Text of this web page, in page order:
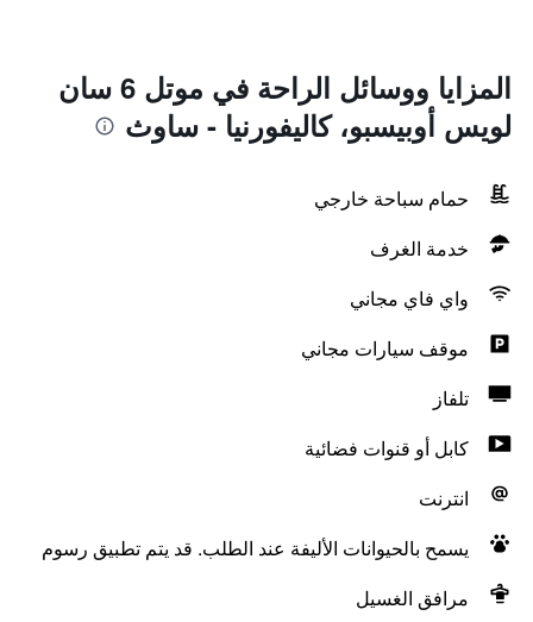
المزايا ووسائل الراحة في موتل 6 سان
لويس أوبيسبو، كاليفورنيا - ساوث
حمام سباحة خارجي
خدمة الغرف
واي فاي مجاني
موقف سيارات مجاني
تلفاز
كابل أو قنوات فضائية
انترنت
يسمح بالحيوانات الأليفة عند الطلب. قد يتم تطبيق رسوم
مرافق الغسيل